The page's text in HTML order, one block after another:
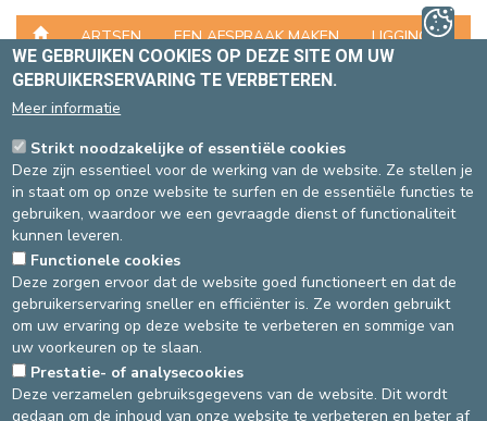
ARTSEN EEN AFSPRAAK MAKEN LIGGING
FOLDERS BAMBI VIRTUAL REALITY
WAAR BEVINDT ZICH DE DIENST
PEDIATRIE-NEONATOLOGIE?
SITE ST-
ELISABETH
Vanaf de inkomhal, volg
de weg 316.
De raadpleging bevindt zich op
WE GEBRUIKEN COOKIES OP DEZE SITE OM UW
GEBRUIKERSERVARING TE VERBETEREN.
Meer informatie
Strikt noodzakelijke of essentiële cookies
Deze zijn essentieel voor de werking van de website. Ze stellen je
in staat om op onze website te surfen en de essentiële functies te
gebruiken, waardoor we een gevraagde dienst of functionaliteit
kunnen leveren.
Functionele cookies
Deze zorgen ervoor dat de website goed functioneert en dat de
gebruikerservaring sneller en efficiënter is. Ze worden gebruikt
om uw ervaring op deze website te verbeteren en sommige van
uw voorkeuren op te slaan.
Prestatie- of analysecookies
Deze verzamelen gebruiksgegevens van de website. Dit wordt
gedaan om de inhoud van onze website te verbeteren en beter af